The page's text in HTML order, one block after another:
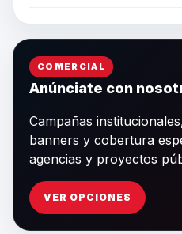
COMERCIAL
Anúnciate con
Campañas
banners y cobertura
agencias y proyectos
VER OPCIONES